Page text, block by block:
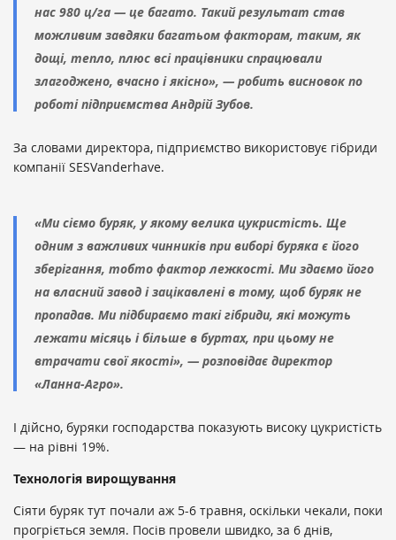
нас 980 ц/га — це багато. Такий результат став
можливим завдяки багатьом факторам, таким, як
дощі, тепло, плюс всі працівники спрацювали
злагоджено, вчасно і якісно», — робить висновок по
роботі підприємства Андрій Зубов.
За словами директора, підприємство використовує гібриди
компанії SESVanderhave.
«Ми сіємо буряк, у якому велика цукристість. Ще
одним з важливих чинників при виборі буряка є його
зберігання, тобто фактор лежкості. Ми здаємо його
на власний завод і зацікавлені в тому, щоб буряк не
пропадав. Ми підбираємо такі гібриди, які можуть
лежати місяць і більше в буртах, при цьому не
втрачати свої якості», — розповідає директор
«Ланна-Агро».
І дійсно, буряки господарства показують високу цукристість
— на рівні 19%.
Технологія вирощування
Сіяти буряк тут почали аж 5-6 травня, оскільки чекали, поки
прогріється земля. Посів провели швидко, за 6 днів,